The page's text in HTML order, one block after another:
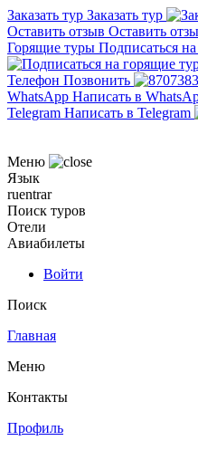
Заказать тур Заказать тур
Оставить отзыв Оставить
Горящие туры Подписаться
Телефон Позвонить
WhatsApp Написать в
Telegram Написать в Telegram
Меню
Язык
ruentrar
Поиск туров
Отели
Авиабилеты
Войти
Поиск
Главная
Меню
Контакты
Профиль